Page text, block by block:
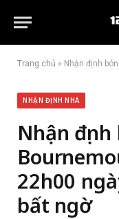
Trang chủ » Nhận định bóng đá
NHẬN ĐỊNH NHA
Nhận
22h00
bất ngờ